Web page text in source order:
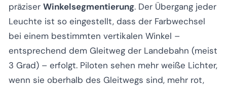
präziser Winkelsegmentierung. Der Übergang jeder
Leuchte ist so eingestellt, dass der Farbwechsel
bei einem bestimmten vertikalen Winkel –
entsprechend dem Gleitweg der Landebahn (meist
3 Grad) – erfolgt. Piloten sehen mehr weiße Lichter,
wenn sie oberhalb des Gleitwegs sind, mehr rot,